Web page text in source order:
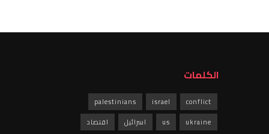
الكلمات
conflict
israel
palestinians
ukraine
us اسرائيل
اقتصاد